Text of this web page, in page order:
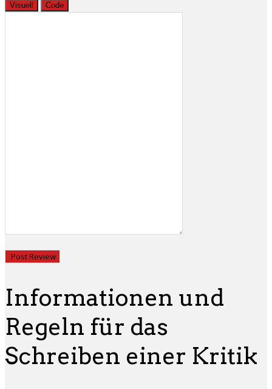
Visuell Code
Informationen und
Regeln für das
Schreiben einer Kritik